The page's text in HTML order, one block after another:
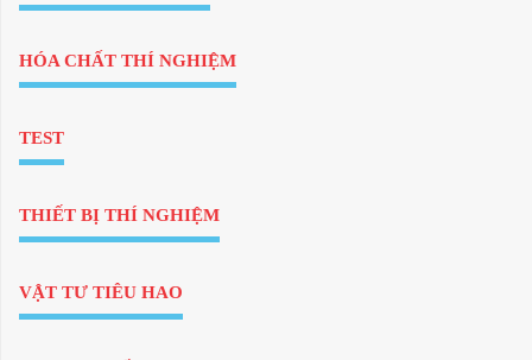
HÓA CHẤT THÍ NGHIỆM
TEST
THIẾT BỊ THÍ NGHIỆM
VẬT TƯ TIÊU HAO